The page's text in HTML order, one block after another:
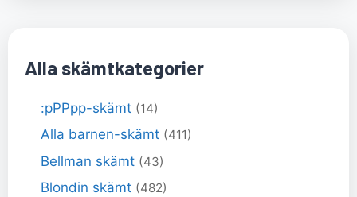
Alla skämtkategorier
:pPPpp-skämt (14)
Alla barnen-skämt (411)
Bellman skämt (43)
Blondin skämt (482)